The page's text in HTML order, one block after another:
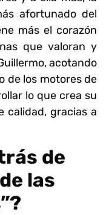
afortunado del
más el corazón
que valoran y
acotando
de los motores de
lo que crea su
calidad, gracias a
de
las